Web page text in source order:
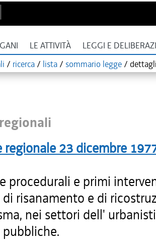
LE ATTIVITÀ LEGGI E
/ ricerca / lista / sommario legge /
regionale 23 dicembre
procedurali e primi
di risanamento e di
nei settori dell'